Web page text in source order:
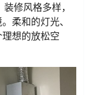
修风格多样，
柔和的灯光、
想的放松空